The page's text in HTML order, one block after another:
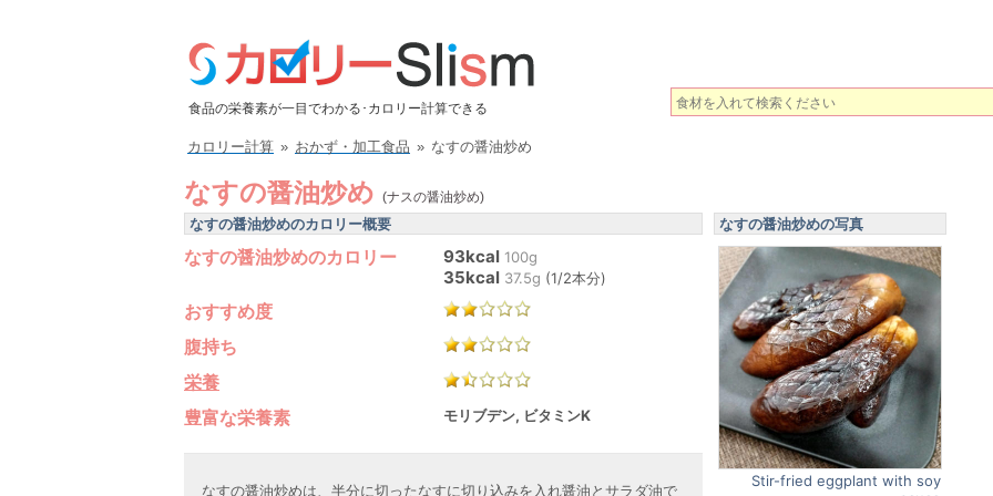
食品の栄養素が一目でわかる･カロリー計算できる
カロリー計算 » おかず・加工食品 » なすの醤油炒め
なすの醤油炒め (ナスの醤油炒め)
なすの醤油炒めのカロリー概要
なすの醤油炒めのカロリー 93kcal 100g
35kcal 37.5g (1/2本分)
おすすめ度
腹持ち
栄養
豊富な栄養素
モリブデン, ビタミンK
なすの醤油炒めは、半分に切ったなすに切り込みを入れ醤油とサラダ油で
なすの醤油炒めの写真
Stir-fried eggplant with soy